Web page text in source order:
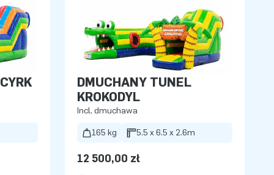
DMUCHANY TUNEL
KROKODYL
Incl. dmuchawa
165 kg 5.5 x 6.5 x 2.6m
12 500,00 zł